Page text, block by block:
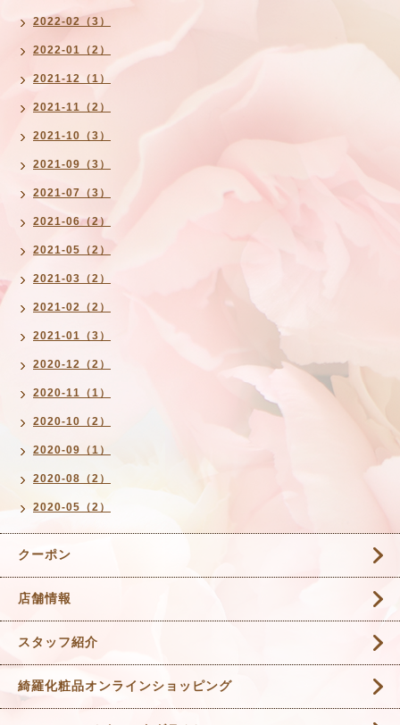
2022-02（3）
2022-01（2）
2021-12（1）
2021-11（2）
2021-10（3）
2021-09（3）
2021-07（3）
2021-06（2）
2021-05（2）
2021-03（2）
2021-02（2）
2021-01（3）
2020-12（2）
2020-11（1）
2020-10（2）
2020-09（1）
2020-08（2）
2020-05（2）
クーポン
店舗情報
スタッフ紹介
綺羅化粧品オンラインショッピング